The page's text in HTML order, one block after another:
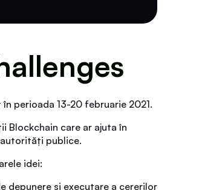
perioada 13-20 februarie 2021.
Blockchain care ar ajuta în
publice.
idei:
depunere și executare a cererilor